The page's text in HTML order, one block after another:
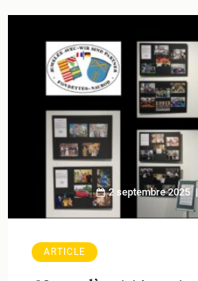
2 septembre 2025
ARTICLE